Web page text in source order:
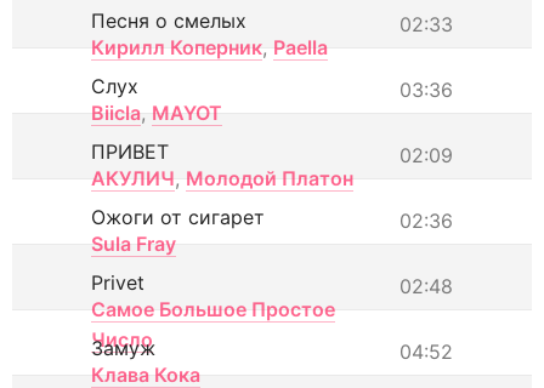
02:33
Песня о смелых
Кирилл Коперник, Paella
03:36
Слух
Biicla, MAYOT
02:09
ПРИВЕТ
АКУЛИЧ, Молодой Платон
02:36
Ожоги от сигарет
Sula Fray
02:48
Privet
Самое Большое Простое
Число
04:52
Замуж
Клава Кока